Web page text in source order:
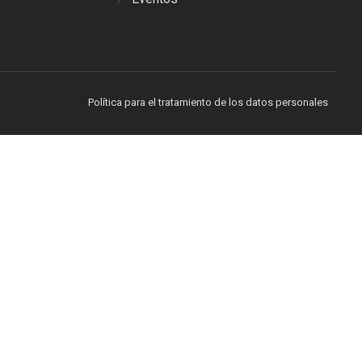
Política para el tratamiento de los datos personales